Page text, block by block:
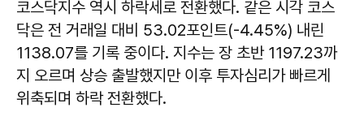
코스닥지수 역시 하락세로 전환했다. 같은 시각 코스
닥은 전 거래일 대비 53.02포인트(-4.45%) 내린
1138.07를 기록 중이다. 지수는 장 초반 1197.23까
지 오르며 상승 출발했지만 이후 투자심리가 빠르게
위축되며 하락 전환했다.